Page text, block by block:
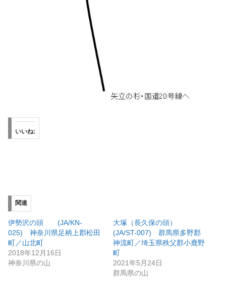
いいね:
関連
伊勢沢の頭 (JA/KN-
025) 神奈川県足柄上郡松田
町／山北町
2018年12月16日
神奈川県の山
大塚（長久保の頭）
(JA/ST-007) 群馬県多野郡
神流町／埼玉県秩父郡小鹿野
町
2021年5月24日
群馬県の山